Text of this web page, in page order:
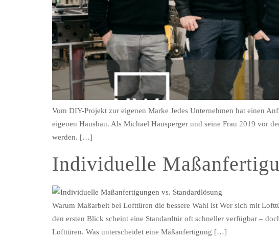
Vom DIY-Projekt zur eigenen Marke Jedes Unternehmen hat einen
eigenen Hausbau. Als Michael Hausperger und seine Frau 2019 vor
werden. […]
Individuelle
Warum Maßarbeit bei Lofttüren die bessere Wahl ist Wer sich mit
den ersten Blick scheint eine Standardtür oft schneller verfügbar –
Lofttüren. Was unterscheidet eine Maßanfertigung […]